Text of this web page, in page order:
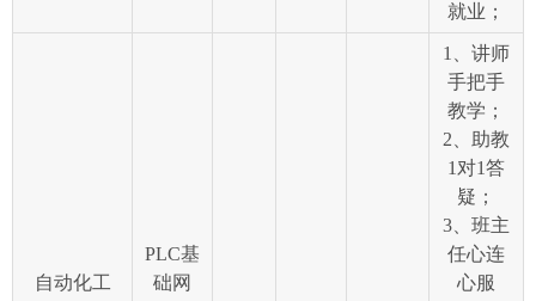
就业；
自动化工
PLC基
础网
1、讲师
手把手
教学；
2、助教
1对1答
疑；
3、班主
任心连
心服